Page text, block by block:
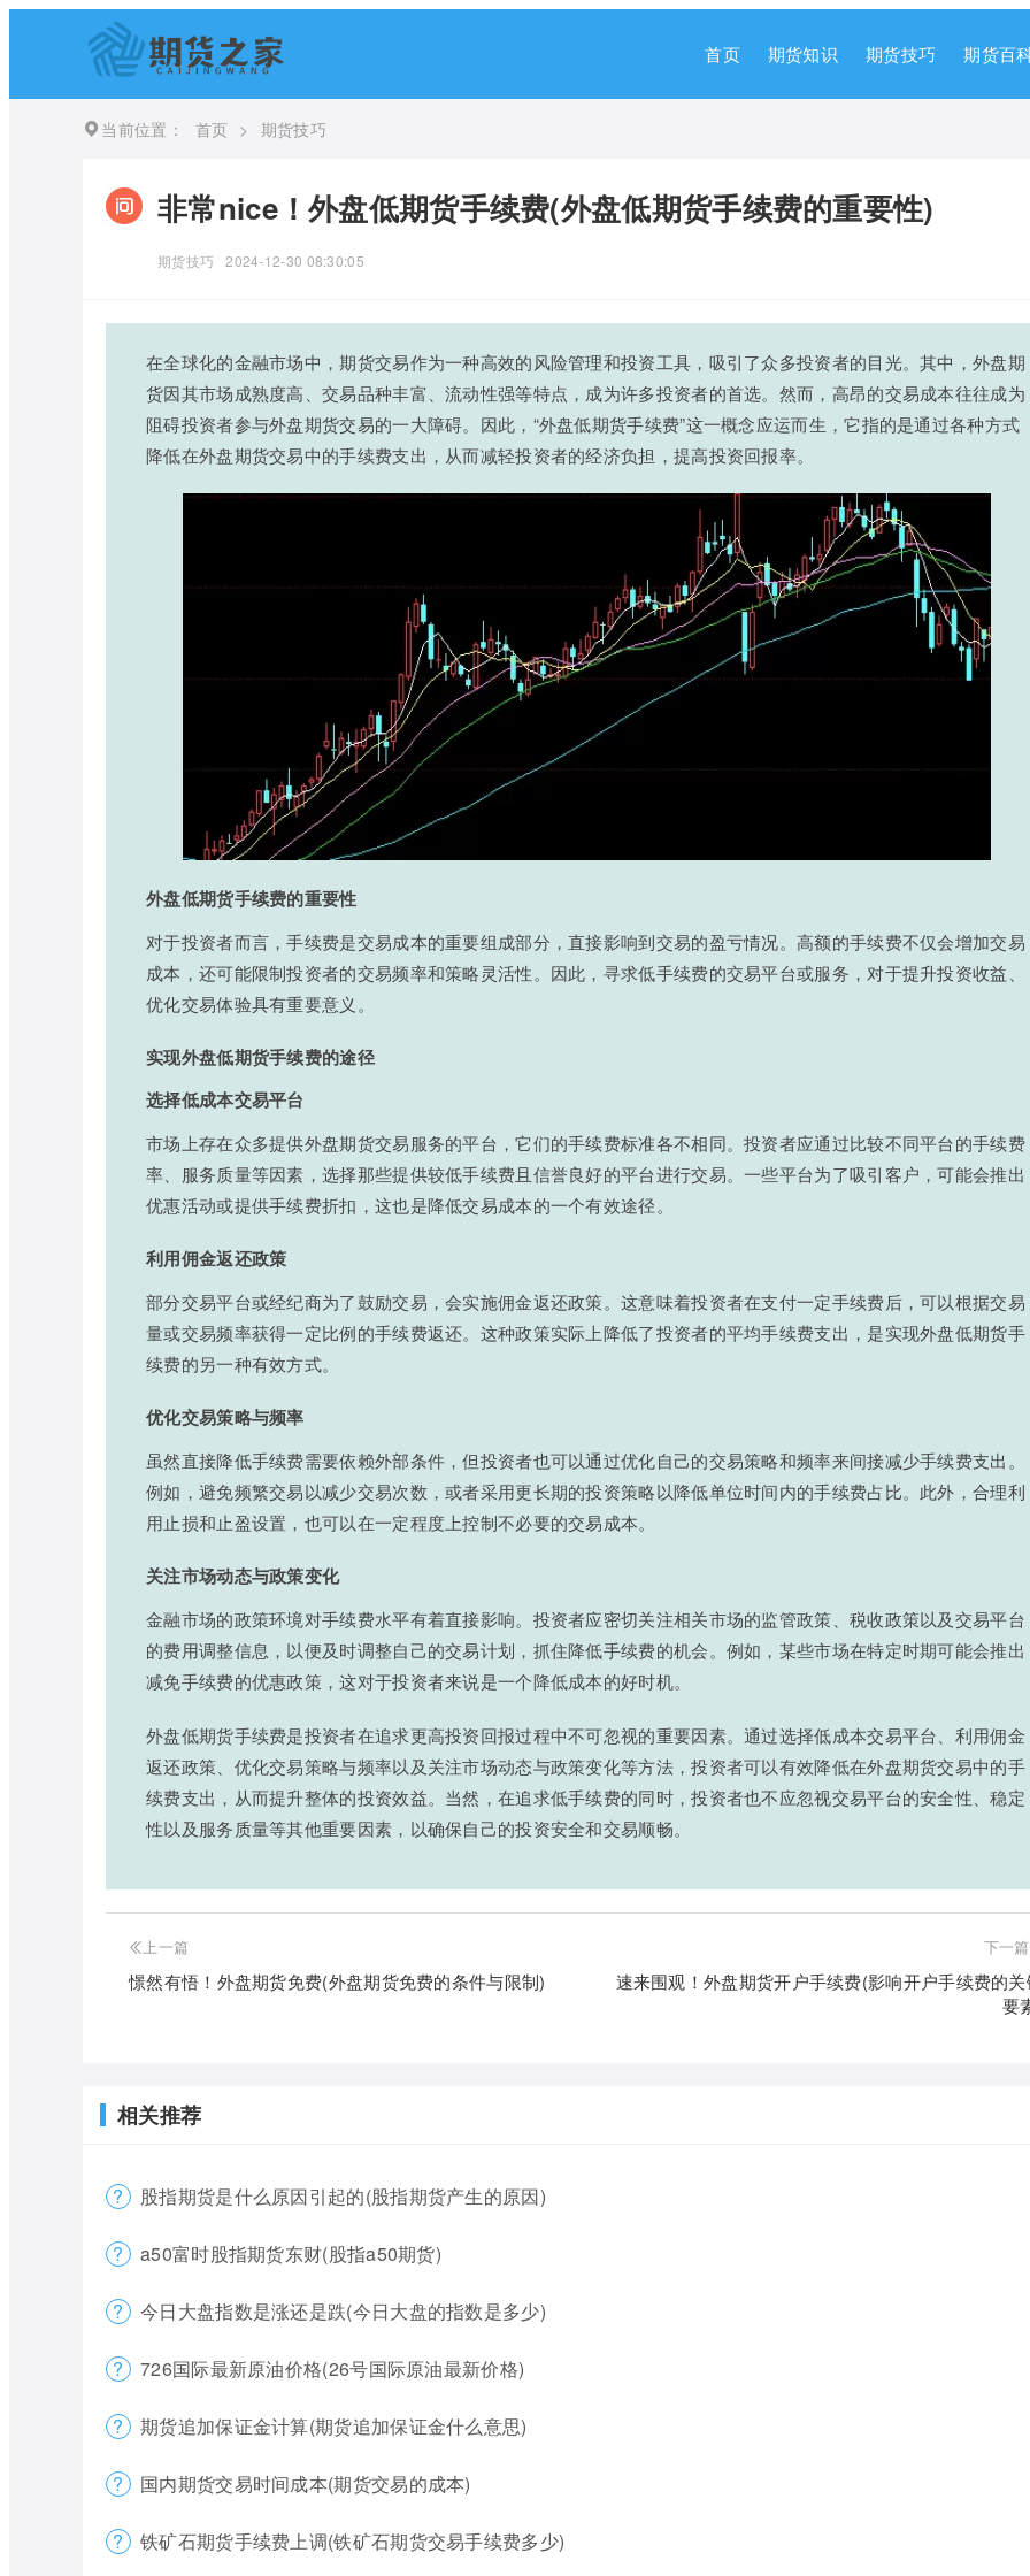
首页 期货知识 期货技巧 期货百
当前位置： 首页 > 期货技巧
非常nice！外盘低期货手续费(外盘低期货手续费的重要性)
期货技巧 2024-12-30 08:30:05
在全球化的金融市场中，期货交易作为一种高效的风险管理和投资工具，吸引了众多投资者的目光。其中，外盘期
货因其市场成熟度高、交易品种丰富、流动性强等特点，成为许多投资者的首选。然而，高昂的交易成本往往成为
阻碍投资者参与外盘期货交易的一大障碍。因此，“外盘低期货手续费”这一概念应运而生，它指的是通过各种方式
降低在外盘期货交易中的手续费支出，从而减轻投资者的经济负担，提高投资回报率。
外盘低期货手续费的重要性
对于投资者而言，手续费是交易成本的重要组成部分，直接影响到交易的盈亏情况。高额的手续费不仅会增加交易
成本，还可能限制投资者的交易频率和策略灵活性。因此，寻求低手续费的交易平台或服务，对于提升投资收益、
优化交易体验具有重要意义。
实现外盘低期货手续费的途径
选择低成本交易平台
市场上存在众多提供外盘期货交易服务的平台，它们的手续费标准各不相同。投资者应通过比较不同平台的手续费
率、服务质量等因素，选择那些提供较低手续费且信誉良好的平台进行交易。一些平台为了吸引客户，可能会推出
优惠活动或提供手续费折扣，这也是降低交易成本的一个有效途径。
利用佣金返还政策
部分交易平台或经纪商为了鼓励交易，会实施佣金返还政策。这意味着投资者在支付一定手续费后，可以根据交易
量或交易频率获得一定比例的手续费返还。这种政策实际上降低了投资者的平均手续费支出，是实现外盘低期货手
续费的另一种有效方式。
优化交易策略与频率
虽然直接降低手续费需要依赖外部条件，但投资者也可以通过优化自己的交易策略和频率来间接减少手续费支出。
例如，避免频繁交易以减少交易次数，或者采用更长期的投资策略以降低单位时间内的手续费占比。此外，合理利
用止损和止盈设置，也可以在一定程度上控制不必要的交易成本。
关注市场动态与政策变化
金融市场的政策环境对手续费水平有着直接影响。投资者应密切关注相关市场的监管政策、税收政策以及交易平台
的费用调整信息，以便及时调整自己的交易计划，抓住降低手续费的机会。例如，某些市场在特定时期可能会推出
减免手续费的优惠政策，这对于投资者来说是一个降低成本的好时机。
外盘低期货手续费是投资者在追求更高投资回报过程中不可忽视的重要因素。通过选择低成本交易平台、利用佣金
返还政策、优化交易策略与频率以及关注市场动态与政策变化等方法，投资者可以有效降低在外盘期货交易中的手
续费支出，从而提升整体的投资效益。当然，在追求低手续费的同时，投资者也不应忽视交易平台的安全性、稳定
性以及服务质量等其他重要因素，以确保自己的投资安全和交易顺畅。
上一篇
憬然有悟！外盘期货免费(外盘期货免费的条件与限制)
下一篇
速来围观！外盘期货开户手续费(影响开户手续费的
要
相关推荐
股指期货是什么原因引起的(股指期货产生的原因)
a50富时股指期货东财(股指a50期货)
今日大盘指数是涨还是跌(今日大盘的指数是多少)
726国际最新原油价格(26号国际原油最新价格)
期货追加保证金计算(期货追加保证金什么意思)
国内期货交易时间成本(期货交易的成本)
铁矿石期货手续费上调(铁矿石期货交易手续费多少)